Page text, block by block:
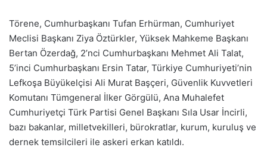
Törene, Cumhurbaşkanı Tufan Erhürman, Cumhuriyet
Meclisi Başkanı Ziya Öztürkler, Yüksek Mahkeme Başkanı
Bertan Özerdağ, 2’nci Cumhurbaşkanı Mehmet Ali Talat,
5’inci Cumhurbaşkanı Ersin Tatar, Türkiye Cumhuriyeti’nin
Lefkoşa Büyükelçisi Ali Murat Başçeri, Güvenlik Kuvvetleri
Komutanı Tümgeneral İlker Görgülü, Ana Muhalefet
Cumhuriyetçi Türk Partisi Genel Başkanı Sıla Usar İncirli,
bazı bakanlar, milletvekilleri, bürokratlar, kurum, kuruluş ve
dernek temsilcileri ile askeri erkan katıldı.